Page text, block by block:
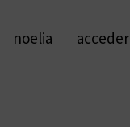
noelia acceder